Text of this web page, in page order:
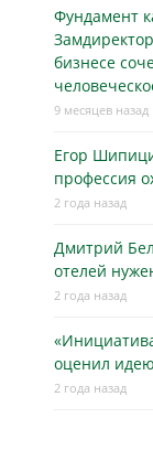
Фундамент
бизнесe
9 месяцев назад
Егор
профессия
2 года назад
Дмитрий
отелей
2 года назад
оценил
2 года назад